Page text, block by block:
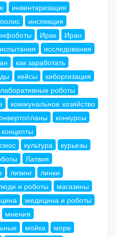
инвентаризация
инспекция
Ирак
Иран
испытания
исследования
как заработать
кейсы
киборгизация
роботы
коммунальное хозяйство
конкурсы
концепты
культура
курьезы
Латвия
лизинг
линки
и роботы
магазины
медицина и роботы
мнения
мойка
море